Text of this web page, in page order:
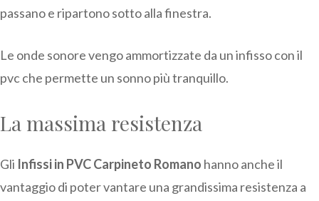
passano e ripartono sotto alla finestra.
Le onde sonore vengo ammortizzate da un infisso con il
pvc che permette un sonno più tranquillo.
La massima resistenza
Gli Infissi in PVC Carpineto Romano hanno anche il
vantaggio di poter vantare una grandissima resistenza a